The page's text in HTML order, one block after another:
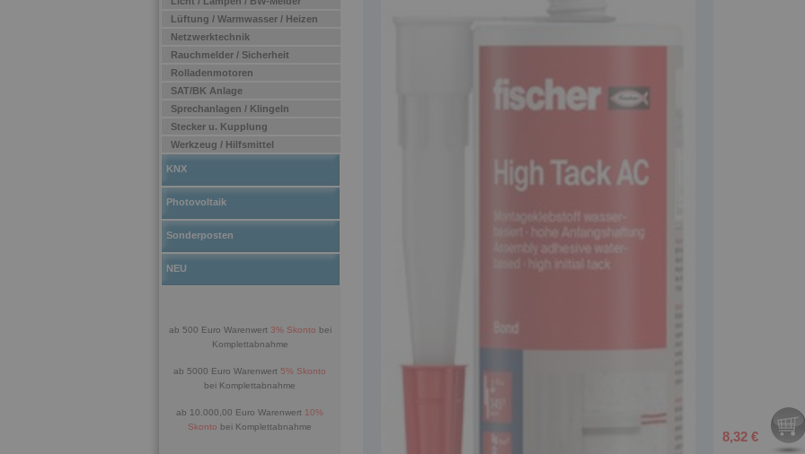
Lüftung / Warmwasser / Heizen
Netzwerktechnik
Rauchmelder / Sicherheit
Rolladenmotoren
SAT/BK Anlage
Sprechanlagen / Klingeln
Stecker u. Kupplung
Werkzeug / Hilfsmittel
KNX
Photovoltaik
Sonderposten
NEU
ab 500 Euro Warenwert 3% Skonto bei
Komplettabnahme
ab 5000 Euro Warenwert 5% Skonto
bei Komplettabnahme
ab 10.000,00 Euro Warenwert 10%
Skonto bei Komplettabnahme
8,32 €